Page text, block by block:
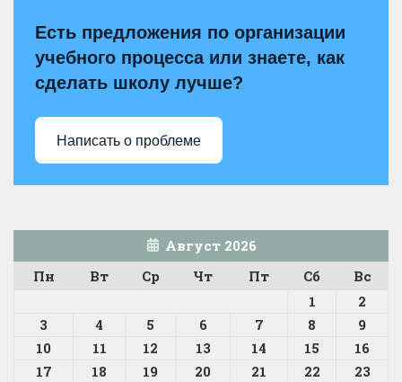
Есть предложения по организации
учебного процесса или знаете, как
сделать школу лучше?
Написать о проблеме
Август 2026
Пн
Вт Ср Чт Пт Сб
Вс
1
2
3
4 5 6 7 8
9
10
11 12 13 14 15
16
17
18 19 20 21 22
23